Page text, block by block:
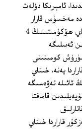
ئامېرىكا دۆلەت
مەخسۇس قارار
چىقارغان. مەزكۇر قاراردا، پارلامېنت ئەزالىرى خىتاي ھۆكۈمىتىنىڭ 4
ئەسلىگە
كومىتىتى
يەنە، خىتاي
ئائىلە تەۋەسىگە
قاماقتا
قاراردا خىتاي